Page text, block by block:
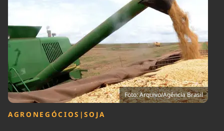
Ciência &
Tecnologia
Cinema
Educação
Infraestrutura
Internacional
Podcast
Política
Foto: Arquivo/Agência Brasil
AGRONEGÓCIOS |SOJA